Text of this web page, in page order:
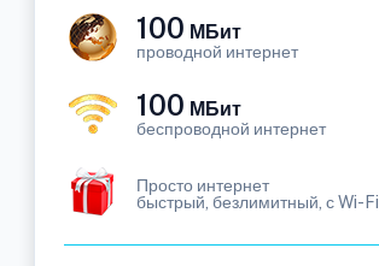
100 МБит
проводной интернет
100 МБит
беспроводной интернет
Просто интернет
быстрый, безлимитный, с Wi-Fi